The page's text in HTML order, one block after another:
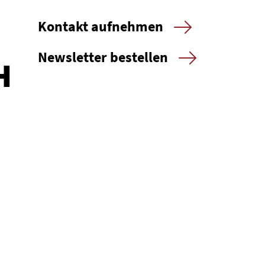
Kontakt aufnehmen
Newsletter bestellen